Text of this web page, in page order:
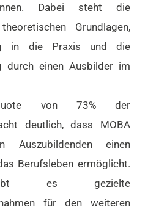
Dabei steht die
Grundlagen,
in die Praxis und die
durch einen Ausbilder im
von 73% der
deutlich, dass MOBA
Auszubildenden einen
Berufsleben ermöglicht.
es gezielte
für den weiteren